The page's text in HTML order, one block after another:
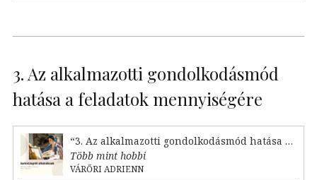
3. Az alkalmazotti gondolkodásmód
hatása a feladatok mennyiségére
“3. Az alkalmazotti gondolkodásmód hatása a feladataink mennyiségére”
Több mint hobbi
VÁRŐRI ADRIENN